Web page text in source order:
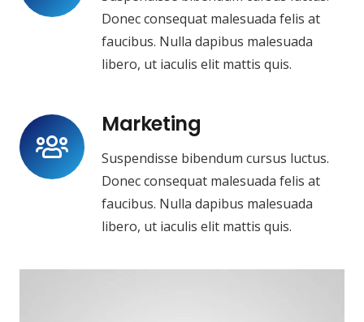
Donec consequat malesuada felis at
faucibus. Nulla dapibus malesuada
libero, ut iaculis elit mattis quis.
Marketing
Suspendisse bibendum cursus luctus.
Donec consequat malesuada felis at
faucibus. Nulla dapibus malesuada
libero, ut iaculis elit mattis quis.